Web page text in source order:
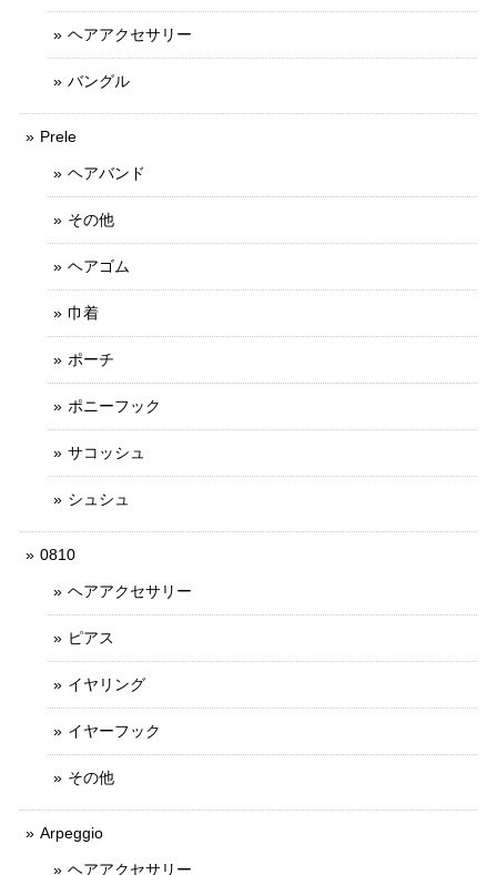
ヘアアクセサリー
バングル
Prele
ヘアバンド
その他
ヘアゴム
巾着
ポーチ
ポニーフック
サコッシュ
シュシュ
0810
ヘアアクセサリー
ピアス
イヤリング
イヤーフック
その他
Arpeggio
ヘアアクセサリー